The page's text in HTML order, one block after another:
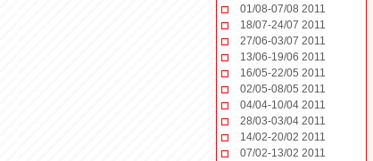
01/08-07/08 2011
18/07-24/07 2011
27/06-03/07 2011
13/06-19/06 2011
16/05-22/05 2011
02/05-08/05 2011
04/04-10/04 2011
28/03-03/04 2011
14/02-20/02 2011
07/02-13/02 2011